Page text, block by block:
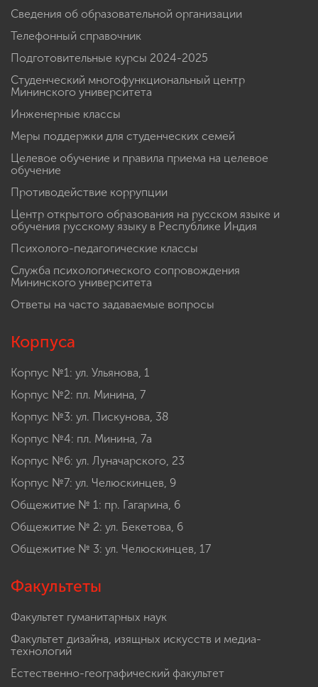
Сведения об образовательной организации
Телефонный справочник
Подготовительные курсы 2024-2025
Студенческий многофункциональный центр
Мининского университета
Инженерные классы
Меры поддержки для студенческих семей
Целевое обучение и правила приема на целевое
обучение
Противодействие коррупции
Центр открытого образования на русском языке и
обучения русскому языку в Республике Индия
Психолого-педагогические классы
Служба психологического сопровождения
Мининского университета
Ответы на часто задаваемые вопросы
Корпуса
Корпус №1: ул. Ульянова, 1
Корпус №2: пл. Минина, 7
Корпус №3: ул. Пискунова, 38
Корпус №4: пл. Минина, 7а
Корпус №6: ул. Луначарского, 23
Корпус №7: ул. Челюскинцев, 9
Общежитие № 1: пр. Гагарина, 6
Общежитие № 2: ул. Бекетова, 6
Общежитие № 3: ул. Челюскинцев, 17
Факультеты
Факультет гуманитарных наук
Факультет дизайна, изящных искусств и медиа-
технологий
Естественно-географический факультет